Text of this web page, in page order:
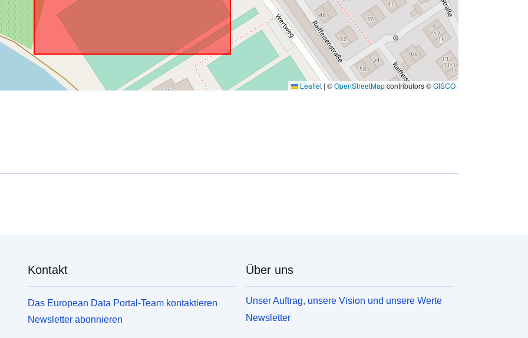
Leaflet | ©OpenStreetMapcontributors ©GISCO
Kontakt
Das European Data Portal-Team kontaktieren
Newsletter abonnieren
Über uns
Unser Auftrag, unsere Vision und unsere Werte
Newsletter